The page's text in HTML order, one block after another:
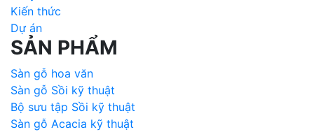
Kiến thức
Dự án
SẢN PHẨM
Sàn gỗ hoa văn
Sàn gỗ Sồi kỹ thuật
Bộ sưu tập Sồi kỹ thuật
Sàn gỗ Acacia kỹ thuật